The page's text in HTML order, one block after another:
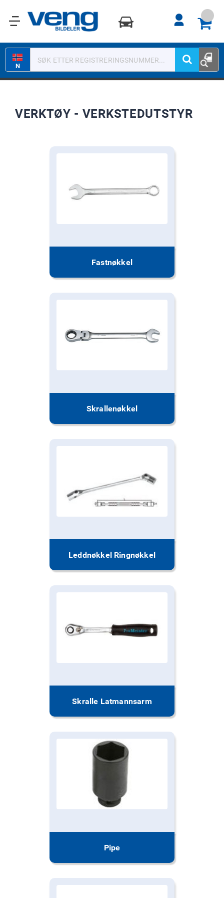
N
VERKTØY - VERKSTEDUTSTYR
Fastnøkkel
Skrallenøkkel
Leddnøkkel Ringnøkkel
Skralle Latmannsarm
Pipe